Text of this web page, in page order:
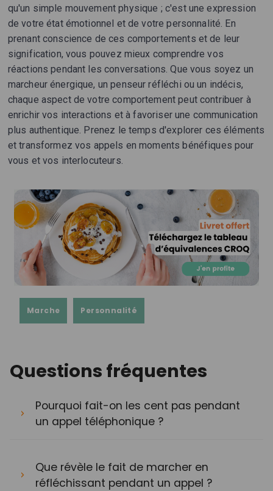
qu'un simple mouvement physique ; c'est une expression
de votre état émotionnel et de votre personnalité. En
prenant conscience de ces comportements et de leur
signification, vous pouvez mieux comprendre vos
réactions pendant les conversations. Que vous soyez un
marcheur énergique, un penseur réfléchi ou un indécis,
chaque aspect de votre comportement peut contribuer à
enrichir vos interactions et à favoriser une communication
plus authentique. Prenez le temps d'explorer ces éléments
et transformez vos appels en moments bénéfiques pour
vous et vos interlocuteurs.
Marche Personnalité
Questions fréquentes
Pourquoi fait-on les cent pas pendant
un appel téléphonique ?
Que révèle le fait de marcher en
réfléchissant pendant un appel ?